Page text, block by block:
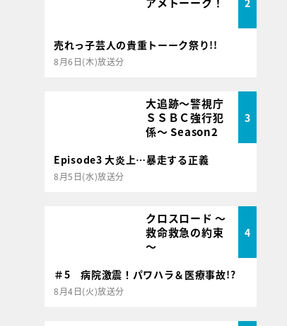
売れっ子芸人の貴重トーーク祭り!!
8月6日(木)放送分
大追跡～警視庁
ＳＳＢＣ強行犯
係～ Season2
3
Episode3 大炎上…暴走する正義
8月5日(水)放送分
クロスロード ～
救命救急の約束
～
4
＃5 病院激震！パワハラ＆医療事故!?
8月4日(火)放送分